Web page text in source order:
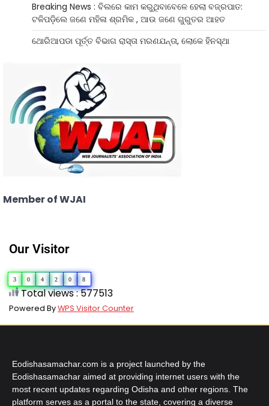
Breaking News : ବିଲରେ କାମ କରୁଥିବାବେଳେ ହେଲା ବଜ୍ରପାତ:
ଟଳିପଡ଼ିଲେ ଜଣେ ମହିଳା ଶ୍ରମିକ , ଆଉ ଜଣେ ଗୁରୁତର ଆହତ
ଥୋରିଆପଡା ପୂର୍ତ୍ତ ବିଭାଗ ରାସ୍ତା ମରଣଯନ୍ତା, ଲୋକେ ହିନସ୍ଥା
Member of WJAI
Our Visitor
3 0 4 2 0 8
Total views : 577513
Powered ByWPS Visitor Counter
Eodishasamachar.com is a project launched by the
Eodishasamachar aimed at providing internet users with the
most recent updates regarding Odisha and other regions. The
platform serves as a portal to the state, covering a diverse